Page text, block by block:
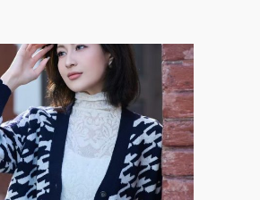
ZLA
Branding